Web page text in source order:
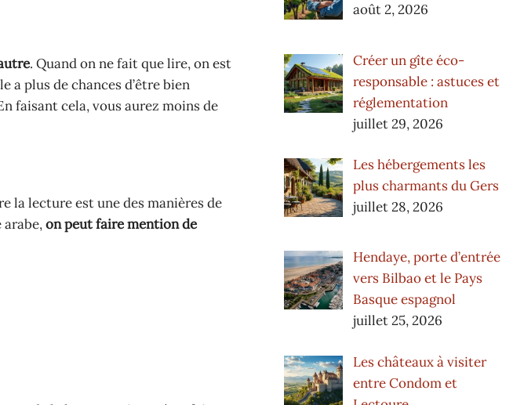
. Quand on ne fait que lire, on est
a plus de chances d’être bien
faisant cela, vous aurez moins de
la lecture est une des manières de
arabe,on peut faire mention de
août 2, 2026
Créer un gîte éco-
responsable : astuces et
réglementation
juillet 29, 2026
Les hébergements les
plus charmants du Gers
juillet 28, 2026
Hendaye, porte d’entrée
vers Bilbao et le Pays
Basque espagnol
juillet 25, 2026
Les châteaux à visiter
entre Condom et